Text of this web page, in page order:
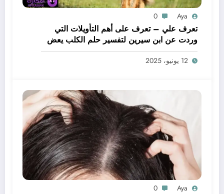
Aya
0
تعرف علي – تعرف على أهم التأويلات التي
وردت عن ابن سيرين لتفسير حلم الكلب يعض
يدي – بالتفصيل
12 يونيو، 2025
Aya
0